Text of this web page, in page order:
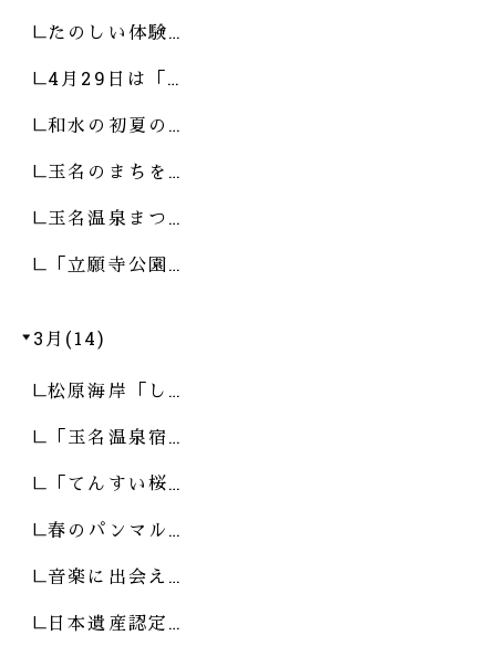
たのしい体験…
4月29日は「…
和水の初夏の…
玉名のまちを…
玉名温泉まつ…
「立願寺公園…
3月(14)
松原海岸「し…
「玉名温泉宿…
「てんすい桜…
春のパンマル…
音楽に出会え…
日本遺産認定…